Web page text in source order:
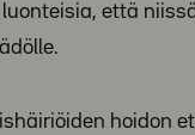
että
hoidon